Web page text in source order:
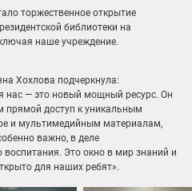
торжественное открытие
библиотеки на
наше учреждение.
Хохлова подчеркнула:
нас — это новый мощный ресурс. Он
прямой доступ к уникальным
и мультимедийным материалам,
важно, в деле
воспитания. Это окно в мир знаний и
для наших ребят».